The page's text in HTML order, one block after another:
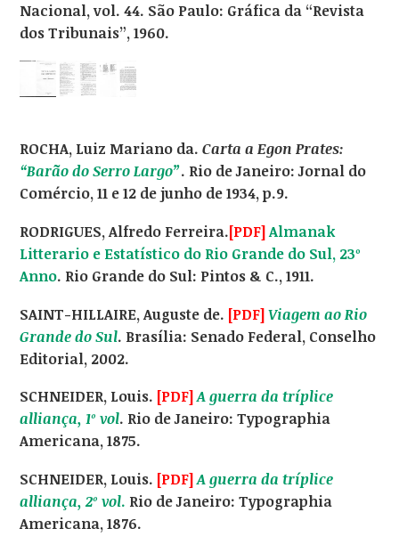
Nacional, vol. 44. São Paulo: Gráfica da “Revista
dos Tribunais”, 1960.
ROCHA, Luiz Mariano da. Carta a Egon Prates:
“Barão do Serro Largo”. Rio de Janeiro: Jornal do
Comércio, 11 e 12 de junho de 1934, p.9.
RODRIGUES, Alfredo Ferreira.[PDF] Almanak
Litterario e Estatístico do Rio Grande do Sul, 23º
Anno. Rio Grande do Sul: Pintos & C., 1911.
SAINT-HILLAIRE, Auguste de. [PDF] Viagem ao Rio
Grande do Sul. Brasília: Senado Federal, Conselho
Editorial, 2002.
SCHNEIDER, Louis. [PDF] A guerra da tríplice
alliança, 1º vol. Rio de Janeiro: Typographia
Americana, 1875.
SCHNEIDER, Louis. [PDF] A guerra da tríplice
alliança, 2º vol. Rio de Janeiro: Typographia
Americana, 1876.